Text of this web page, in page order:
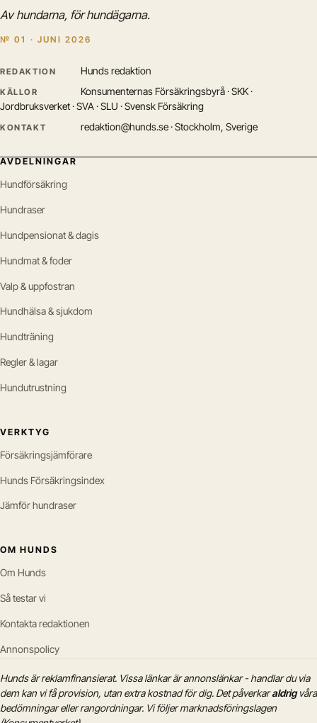
Av hundarna, för hundägarna.
№ 01 · JUNI 2026
REDAKTION Hunds redaktion
KÄLLOR
Konsumenternas Försäkringsbyrå · SKK ·
Jordbruksverket · SVA · SLU · Svensk Försäkring
KONTAKT redaktion@hunds.se · Stockholm, Sverige
AVDELNINGAR
Hundförsäkring
Hundraser
Hundpensionat & dagis
Hundmat & foder
Valp & uppfostran
Hundhälsa & sjukdom
Hundträning
Regler & lagar
Hundutrustning
VERKTYG
Försäkringsjämförare
Hunds Försäkringsindex
Jämför hundraser
OM HUNDS
Om Hunds
Så testar vi
Kontakta redaktionen
Annonspolicy
Hunds är reklamfinansierat. Vissa länkar är annonslänkar - handlar du via
dem kan vi få provision, utan extra kostnad för dig. Det påverkaraldrigvåra
bedömningar eller rangordningar. Vi följer marknadsföringslagen